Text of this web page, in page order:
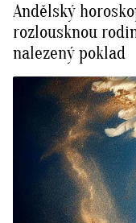
Andělský
rozlousknou
nalezený poklad